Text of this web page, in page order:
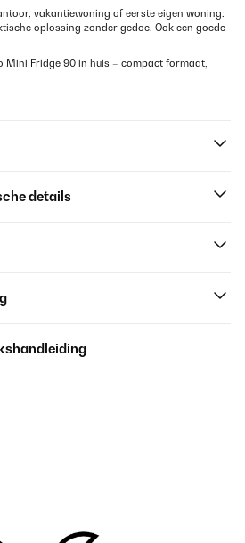
vakantiewoning of eerste eigen woning:
oplossing zonder gedoe. Ook een goede
Mini Fridge 90 in huis – compact formaat,
details